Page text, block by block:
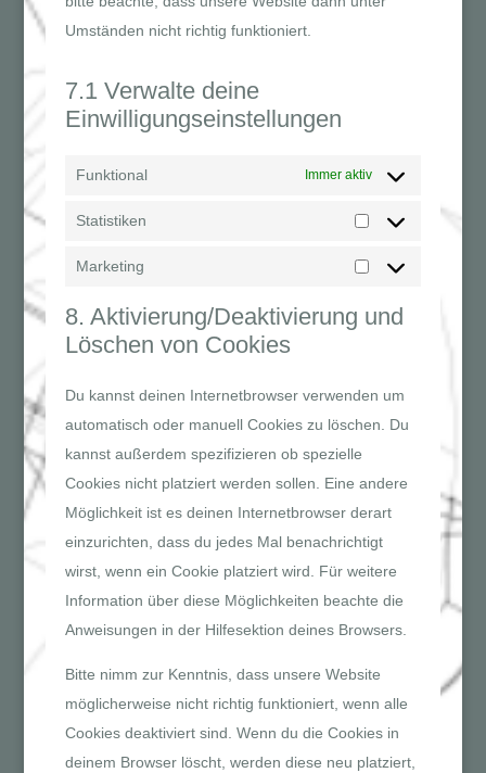
Umständen nicht richtig funktioniert.
7.1 Verwalte deine
Einwilligungseinstellungen
Funktional Immer aktiv
Statistiken
Marketing
8. Aktivierung/Deaktivierung und
Löschen von Cookies
Du kannst deinen Internetbrowser verwenden um
automatisch oder manuell Cookies zu löschen. Du
kannst außerdem spezifizieren ob spezielle
Cookies nicht platziert werden sollen. Eine andere
Möglichkeit ist es deinen Internetbrowser derart
einzurichten, dass du jedes Mal benachrichtigt
wirst, wenn ein Cookie platziert wird. Für weitere
Information über diese Möglichkeiten beachte die
Anweisungen in der Hilfesektion deines Browsers.
Bitte nimm zur Kenntnis, dass unsere Website
möglicherweise nicht richtig funktioniert, wenn alle
Cookies deaktiviert sind. Wenn du die Cookies in
deinem Browser löscht, werden diese neu platziert,